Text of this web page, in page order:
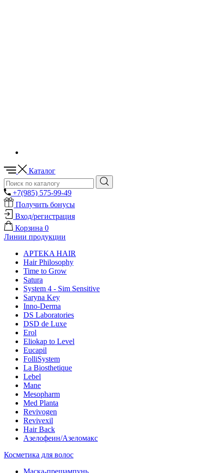
Каталог
+7(985) 575-99-49
Получить бонусы
Вход/регистрация
Корзина 0
Линии продукции
APTEKA HAIR
Hair Philosophy
Time to Grow
Satura
System 4 - Sim Sensitive
Saryna Key
Inno-Derma
DS Laboratories
DSD de Luxe
Erol
Eliokap to Level
Eucapil
FolliSystem
La Biosthetique
Lebel
Mane
Mesopharm
Med Planta
Revivogen
Revivexil
Hair Back
Азелофеин/Aзеломакс
Косметика для волос
Маска-прешампунь